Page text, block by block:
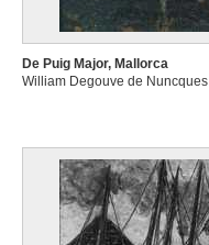
De Puig Major, Mallorca
William Degouve de Nuncques